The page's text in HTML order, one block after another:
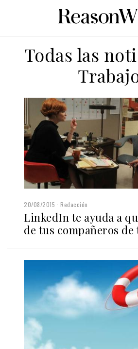
Todas las
20/08/2015 Redacción
LinkedIn te ayuda a
de tus compañeros